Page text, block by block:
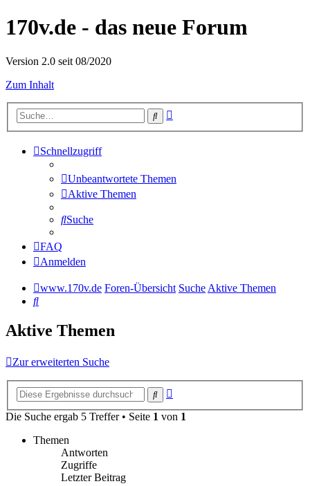
170v.de - das neue Forum
Version 2.0 seit 08/2020
Zum Inhalt
Suche
Schnellzugriff
Unbeantwortete Themen
Aktive Themen
Suche
FAQ
Anmelden
www.170v.de Foren-Übersicht SucheAktive Themen
Suche
Aktive Themen
Zur erweiterten Suche
Suche
Die Suche ergab 5 Treffer • Seite 1 von 1
Themen
Antworten
Zugriffe
Letzter Beitrag